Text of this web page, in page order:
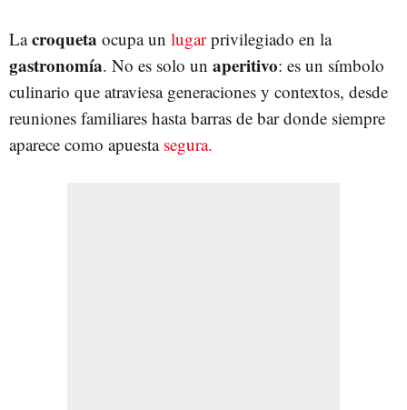
Lacroqueta ocupa un lugarprivilegiado en la
gastronomía. No es solo un aperitivo: es un símbolo
culinario que atraviesa generaciones y contextos, desde
reuniones familiares hasta barras de bar donde siempre
aparece como apuesta segura.